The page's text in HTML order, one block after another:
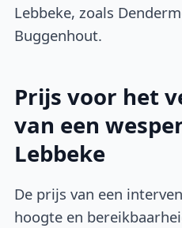
Lebbeke, zoals
Buggenhout.
Prijs voor het
van een
Lebbeke
De prijs van een
hoogte en